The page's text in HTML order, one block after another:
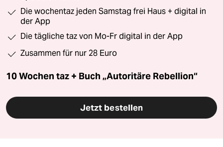
Die wochentaz jeden Samstag frei Haus + digital in
der App
Die tägliche taz von Mo-Fr digital in der App
Zusammen für nur 28 Euro
10 Wochen taz + Buch „Autoritäre Rebellion“
Jetzt bestellen